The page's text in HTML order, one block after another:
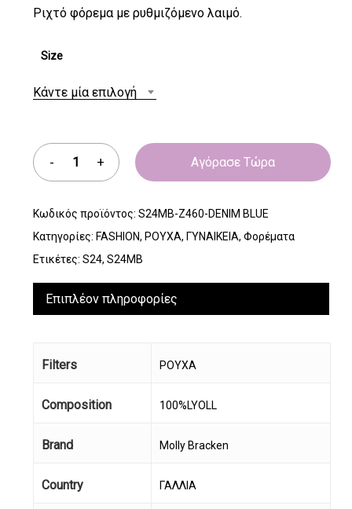
Ριχτό φόρεμα με ρυθμιζόμενο λαιμό.
Size
Κάντε μία επιλογή
Αγόρασε Τώρα
Κωδικός προϊόντος: S24MB-Z460-DENIM BLUE
Κατηγορίες: FASHION, ΡΟΥΧΑ, ΓΥΝΑΙΚΕΙΑ, Φορέματα
Ετικέτες: S24, S24MB
Επιπλέον πληροφορίες
Filters ΡΟΥΧΑ
Composition 100%LYOLL
Brand Molly Bracken
Country ΓΑΛΛΙΑ